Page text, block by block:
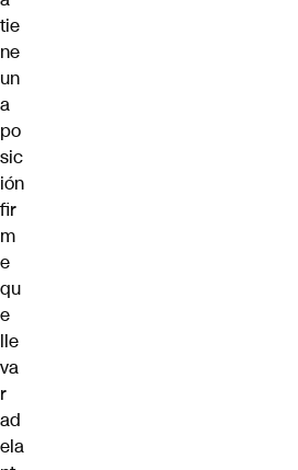
tie
ne
un
a
po
sic
ión
fir
m
e
qu
e
lle
va
r
ad
ela